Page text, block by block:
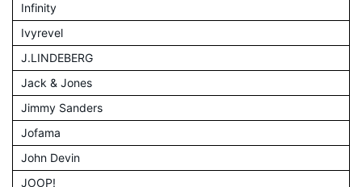
Infinity
Ivyrevel
J.LINDEBERG
Jack & Jones
Jimmy Sanders
Jofama
John Devin
JOOP!